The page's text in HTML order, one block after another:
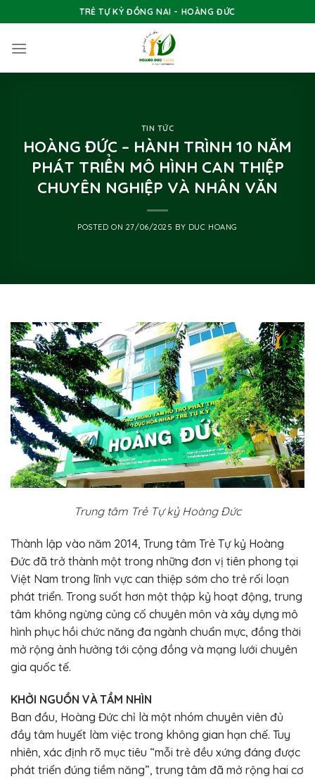
to
content
TRẺ TỰ KỶ ĐỒNG NAI - HOÀNG ĐỨC
TIN TỨC
HOÀNG ĐỨC – HÀNH TRÌNH 10 NĂM
PHÁT TRIỂN MÔ HÌNH CAN THIỆP
CHUYÊN NGHIỆP VÀ NHÂN VĂN
POSTED ON 27/06/2025 BY DUC HOANG
Trung tâm Trẻ Tự kỷ Hoàng Đức
Thành lập vào năm 2014, Trung tâm Trẻ Tự kỷ Hoàng
Đức đã trở thành một trong những đơn vị tiên phong tại
Việt Nam trong lĩnh vực can thiệp sớm cho trẻ rối loạn
phát triển. Trong suốt hơn một thập kỷ hoạt động, trung
tâm không ngừng củng cố chuyên môn và xây dựng mô
hình phục hồi chức năng đa ngành chuẩn mực, đồng thời
mở rộng ảnh hưởng tới cộng đồng và mạng lưới chuyên
gia quốc tế.
KHỞI NGUỒN VÀ TẦM NHÌN
Ban đầu, Hoàng Đức chỉ là một nhóm chuyên viên đủ
đầy tâm huyết làm việc trong không gian hạn chế. Tuy
nhiên, xác định rõ mục tiêu “mỗi trẻ đều xứng đáng được
phát triển đúng tiềm năng”, trung tâm đã mở rộng hai cơ